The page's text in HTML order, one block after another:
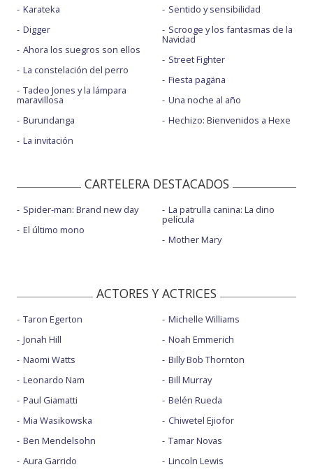
Karateka
Digger
Ahora los suegros son ellos
La constelación del perro
Tadeo Jones y la lámpara
maravillosa
Burundanga
La invitación
Sentido y sensibilidad
Scrooge y los fantasmas de la
Navidad
Street Fighter
Fiesta pagäna
Una noche al año
Hechizo: Bienvenidos a Hexe
CARTELERA DESTACADOS
Spider-man: Brand new day
El último mono
La patrulla canina: La dino
película
Mother Mary
ACTORES Y ACTRICES
Taron Egerton
Jonah Hill
Naomi Watts
Leonardo Nam
Paul Giamatti
Mia Wasikowska
Ben Mendelsohn
Aura Garrido
Michelle Williams
Noah Emmerich
Billy Bob Thornton
Bill Murray
Belén Rueda
Chiwetel Ejiofor
Tamar Novas
Lincoln Lewis